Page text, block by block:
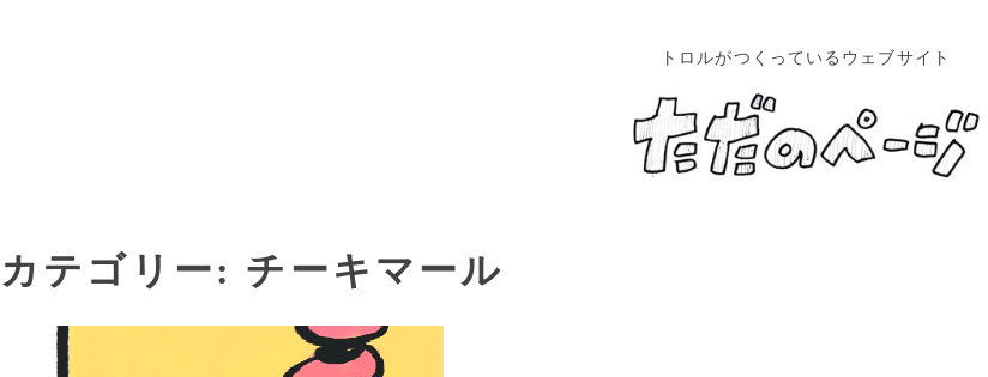
トロルがつくっているウェブサイト
カテゴリー: チーキマール